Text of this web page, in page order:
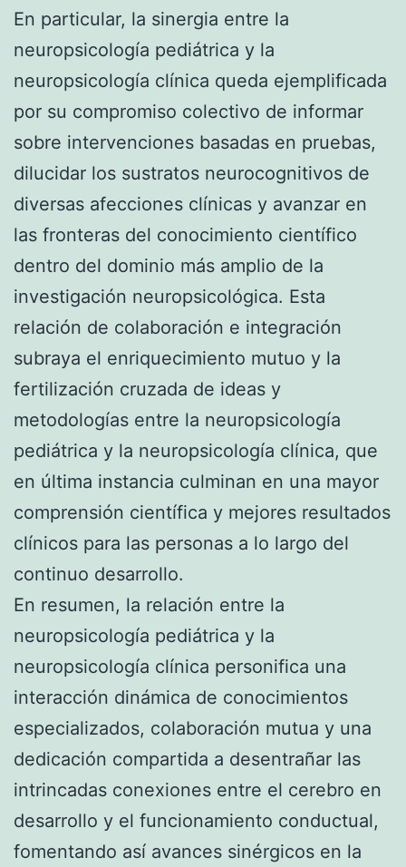
En particular, la sinergia entre la
neuropsicología pediátrica y la
neuropsicología clínica queda ejemplificada
por su compromiso colectivo de informar
sobre intervenciones basadas en pruebas,
dilucidar los sustratos neurocognitivos de
diversas afecciones clínicas y avanzar en
las fronteras del conocimiento científico
dentro del dominio más amplio de la
investigación neuropsicológica. Esta
relación de colaboración e integración
subraya el enriquecimiento mutuo y la
fertilización cruzada de ideas y
metodologías entre la neuropsicología
pediátrica y la neuropsicología clínica, que
en última instancia culminan en una mayor
comprensión científica y mejores resultados
clínicos para las personas a lo largo del
continuo desarrollo.
En resumen, la relación entre la
neuropsicología pediátrica y la
neuropsicología clínica personifica una
interacción dinámica de conocimientos
especializados, colaboración mutua y una
dedicación compartida a desentrañar las
intrincadas conexiones entre el cerebro en
desarrollo y el funcionamiento conductual,
fomentando así avances sinérgicos en la